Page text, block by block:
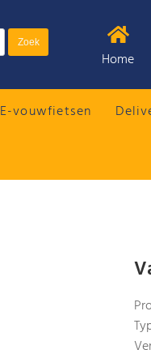
Home
E-vouwfietsen